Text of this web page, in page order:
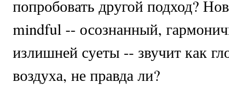
попробовать другой подход?
mindful -- осознанный,
излишней суеты -- звучит как
воздуха, не правда ли?